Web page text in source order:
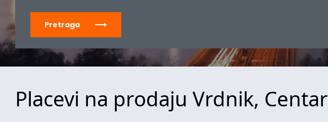
Pretraga
Placevi na prodaju Vrdnik, Centar